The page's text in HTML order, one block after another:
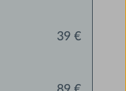
39 €